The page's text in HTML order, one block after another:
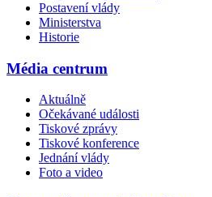
Postavení vlády
Ministerstva
Historie
Média centrum
Aktuálně
Očekávané události
Tiskové zprávy
Tiskové konference
Jednání vlády
Foto a video